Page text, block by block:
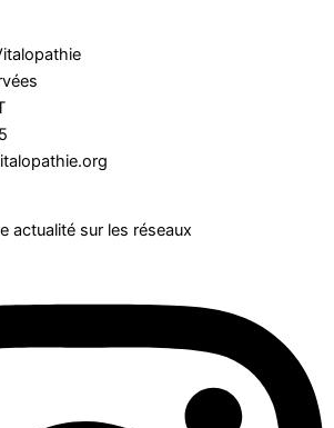
actualité sur les réseaux